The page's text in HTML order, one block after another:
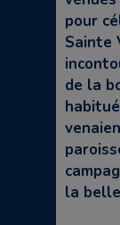
pour
Sainte
de la
la